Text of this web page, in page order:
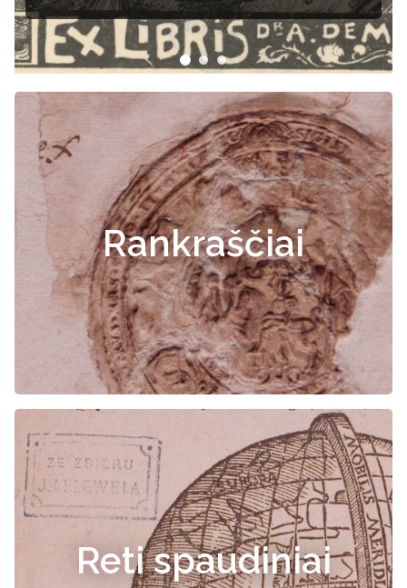
Rankraščiai
Reti spaudiniai